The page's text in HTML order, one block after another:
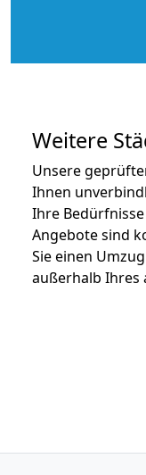
Weitere
Unsere
Ihnen
Ihre
Angebote sind
Sie einen
außerhalb Ihres